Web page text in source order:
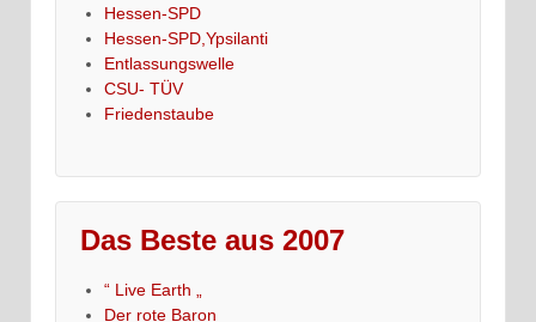
Hessen-SPD
Hessen-SPD,Ypsilanti
Entlassungswelle
CSU- TÜV
Friedenstaube
Das Beste aus 2007
“ Live Earth „
Der rote Baron